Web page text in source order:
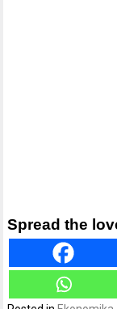
Spread the